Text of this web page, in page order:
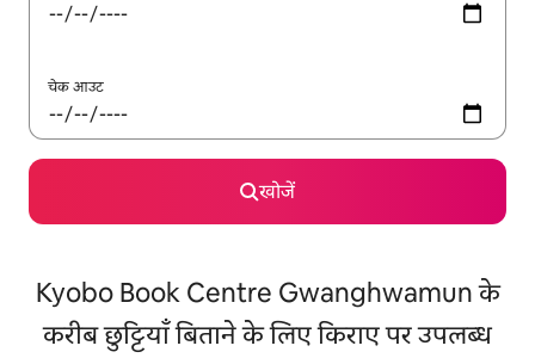
चेक आउट
खोजें
Kyobo Book Centre Gwanghwamun के
करीब छुट्टियाँ बिताने के लिए किराए पर उपलब्ध